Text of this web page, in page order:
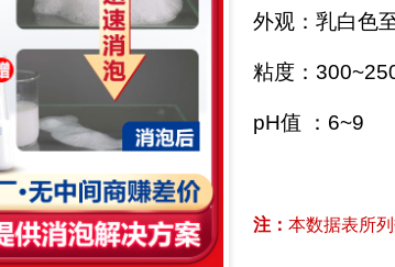
外观：乳白色
粘度：
pH值 ：6~9
注： 本数据表所